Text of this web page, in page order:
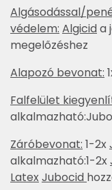
Algásodással/
védelem: Algicid a
megelőzéshez
Alapozó bevonat:
Falfelület
Záróbevonat: 1-2x
alkalmazható:1-2x
LatexJubocid